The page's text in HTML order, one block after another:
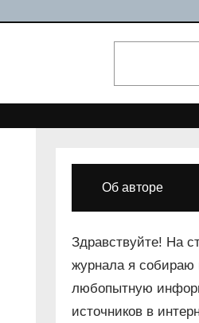
Об авторе
Здравствуйте! На
журнала я собираю
любопытную
источников в